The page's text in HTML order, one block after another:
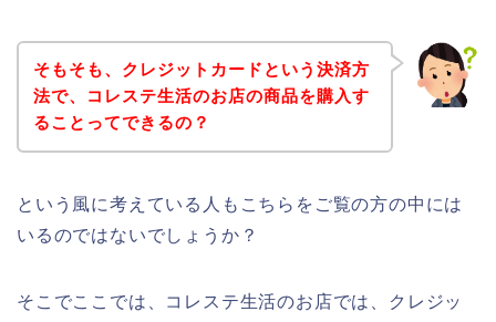
そもそも、クレジットカードという決済方
法で、コレステ生活のお店の商品を購入す
ることってできるの？
という風に考えている人もこちらをご覧の方の中には
いるのではないでしょうか？
そこでここでは、コレステ生活のお店では、クレジッ